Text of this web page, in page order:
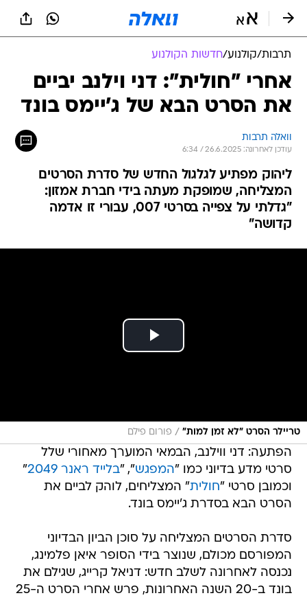
תרבות/קולנוע/חדשות הקולנוע
אחרי "חולית": דני וילנב יביים
את הסרט הבא של ג'יימס בונד
וואלה תרבות
עודכן לאחרונה: 26.6.2025 / 6:34
ליהוק מפתיע לגלגול החדש של סדרת הסרטים
המצליחה, שמופקת מעתה בידי חברת אמזון:
"גדלתי על צפייה בסרטי 007, עבורי זו אדמה
קדושה"
טריילר הסרט "לא זמן למות" / פורום פילם
הפתעה: דני ווילנב, הבמאי המוערך מאחורי שלל
סרטי מדע בדיוני כמו "המפגש", "בלייד ראנר 2049
"
וכמובן סרטי "חולית" המצליחים, לוהק לביים את
הסרט הבא בסדרת ג'יימס בונד.
סדרת הסרטים המצליחה על סוכן הביון הבדיוני
המפורסם מכולם, שנוצר בידי הסופר איאן פלמינג,
נכנסה לאחרונה לשלב חדש: דניאל קרייג, שגילם את
בונד ב-20 השנה האחרונות, פרש אחרי הסרט ה-25